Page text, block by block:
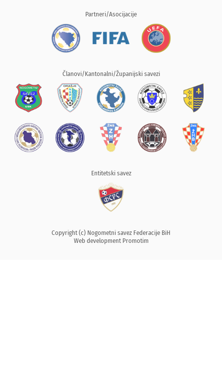
Partneri/Asocijacije
Članovi/Kantonalni/Županijski savezi
Entitetski savez
Copyright (c) Nogometni savez Federacije BiH
Web development Promotim